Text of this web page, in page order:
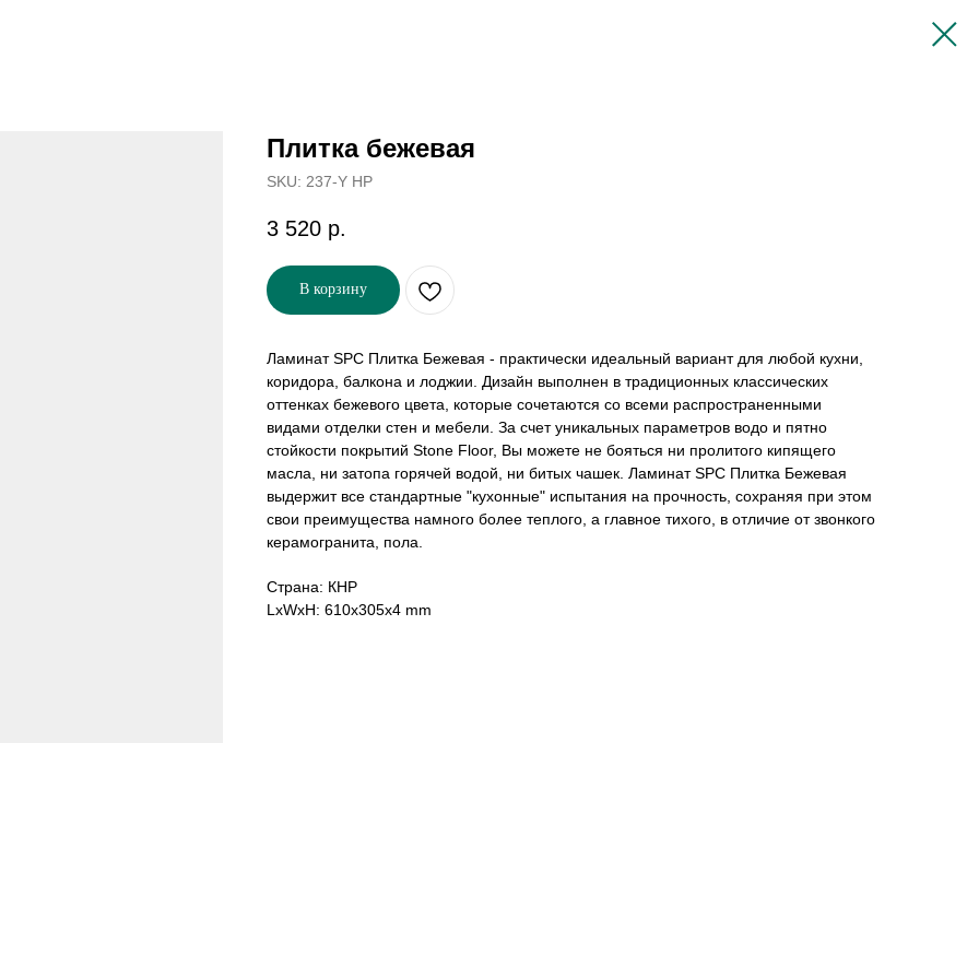
Плитка бежевая
SKU: 237-Y HP
3 520 р.
В корзину
Ламинат SPC Плитка Бежевая - практически идеальный вариант для любой кухни,
коридора, балкона и лоджии. Дизайн выполнен в традиционных классических
оттенках бежевого цвета, которые сочетаются со всеми распространенными
видами отделки стен и мебели. За счет уникальных параметров водо и пятно
стойкости покрытий Stone Floor, Вы можете не бояться ни пролитого кипящего
масла, ни затопа горячей водой, ни битых чашек. Ламинат SPC Плитка Бежевая
выдержит все стандартные "кухонные" испытания на прочность, сохраняя при этом
свои преимущества намного более теплого, а главное тихого, в отличие от звонкого
керамогранита, пола.
Страна: КНР
LxWxH: 610x305x4 mm